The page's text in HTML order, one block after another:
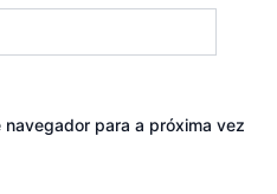
para a próxima vez